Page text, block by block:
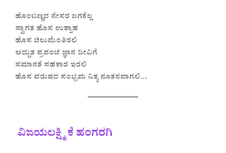
ಹೊಂಬಣ್ಣದ ನೇಸರ ಜಗಕೆಲ್ಲ
ಸ್ವಾಗತ ಹೊಸ ಉತ್ಸಾಹ
ಹೊಸ ಚಿಲುಮೆಂತಿರಲಿ
ಅದ್ಭುತ ಪ್ರಪಂಚ ಜ್ಞಾನ ದೀವಿಗೆ
ಸಮಾನತೆ ಸಹಕಾರ ಇರಲಿ
ಹೊಸ ವರುಷದ ಸಂಭ್ರಮ ನಿತ್ಯ ನೂತನವಾಗಲಿ…
ವಿಜಯಲಕ್ಷ್ಮಿ ಕೆ ಹಂಗರಗಿ